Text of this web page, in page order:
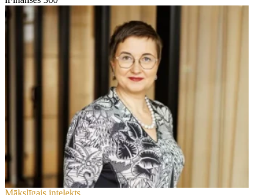
Mākslīgais intelekts